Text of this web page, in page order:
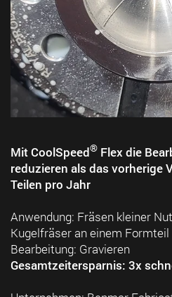
Mit CoolSpeed® Flex die
reduzieren als das vorherige
Teilen pro Jahr
Anwendung: Fräsen kleiner
Kugelfräser an einem Formteil
Bearbeitung: Gravieren
Gesamtzeitersparnis: 3x